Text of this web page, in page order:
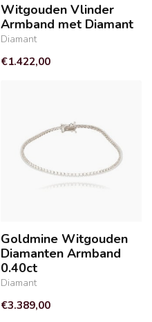
Witgouden Vlinder
Armband met Diamant
Diamant
€1.422,00
Goldmine Witgouden
Diamanten Armband
0.40ct
Diamant
€3.389,00